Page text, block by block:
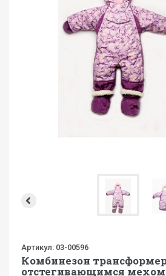
Артикул: 03-00596
Комбинезон
отстегивающимся